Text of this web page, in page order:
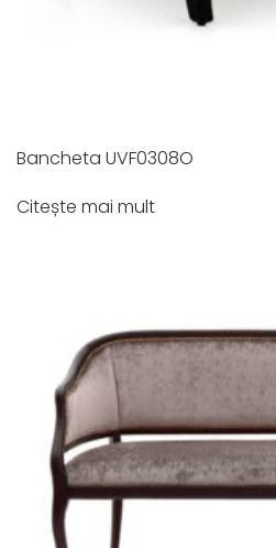
Bancheta UVF0308O
Citește mai mult